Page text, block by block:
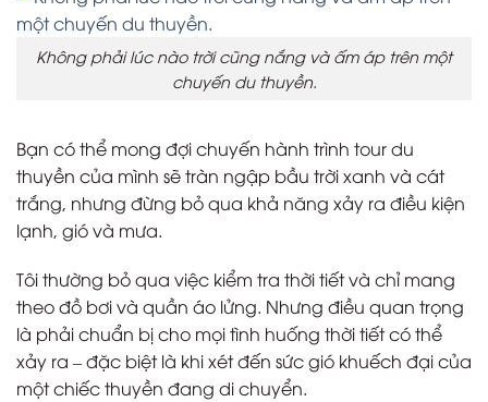
Không phải lúc nào trời cũng nắng và ấm áp trên một
chuyến du thuyền.
Bạn có thể mong đợi chuyến hành trình tour du
thuyền của mình sẽ tràn ngập bầu trời xanh và cát
trắng, nhưng đừng bỏ qua khả năng xảy ra điều kiện
lạnh, gió và mưa.
Tôi thường bỏ qua việc kiểm tra thời tiết và chỉ mang
theo đồ bơi và quần áo lửng. Nhưng điều quan trọng
là phải chuẩn bị cho mọi tình huống thời tiết có thể
xảy ra – đặc biệt là khi xét đến sức gió khuếch đại của
một chiếc thuyền đang di chuyển.